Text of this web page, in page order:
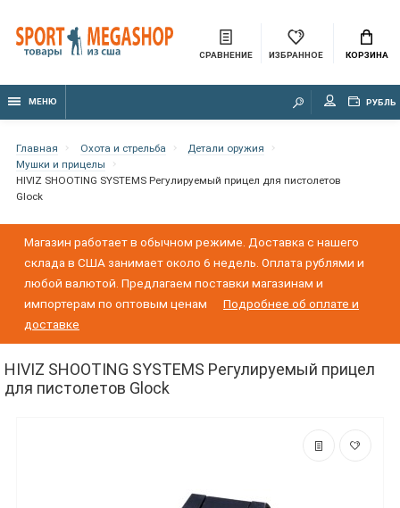
СРАВНЕНИЕ ИЗБРАННОЕ КОРЗИНА
МЕНЮ РУБЛЬ
Главная Охота и стрельба
Детали оружия
Мушки и прицелы
HIVIZ SHOOTING SYSTEMS Регулируемый прицел для пистолетов
Glock
Магазин работает в обычном режиме. Доставка с нашего
склада в США занимает около 6 недель. Оплата рублями и
любой валютой. Предлагаем поставки магазинам и
импортерам по оптовым ценам
Подробнее об оплате и
доставке
HIVIZ SHOOTING SYSTEMS Регулируемый прицел
для пистолетов Glock